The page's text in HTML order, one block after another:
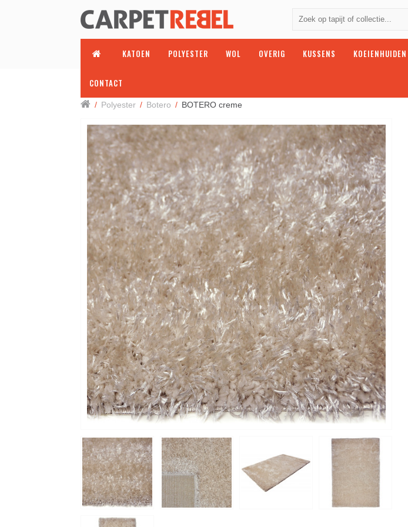
KATOEN POLYESTER WOL OVERIG KUSSENS KOEIENHUIDEN
CONTACT
/ Polyester / Botero / BOTERO creme